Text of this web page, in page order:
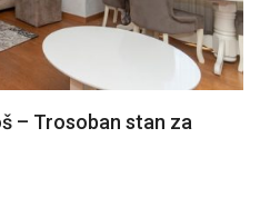
– Trosoban stan za